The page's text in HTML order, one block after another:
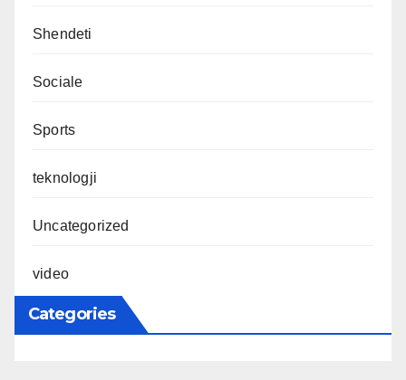
Shendeti
Sociale
Sports
teknologji
Uncategorized
video
Categories